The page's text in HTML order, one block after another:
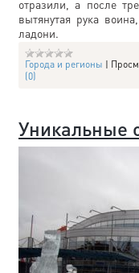
отразили, а после
вытянутая рука
ладони.
Города и регионы |
(0)
Уникальные